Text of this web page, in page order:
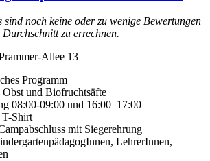
sind noch keine oder zu wenige Bewertungen
zu errechnen.
Allee 13
Programm
Obst und Biofruchtsäfte
08:00-09:00 und 16:00–17:00
Shirt
mit Siegerehrung
LehrerInnen,